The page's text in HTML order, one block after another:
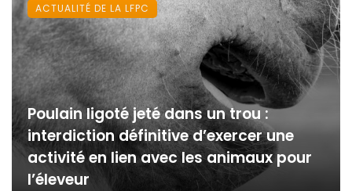
Poulain ligoté jeté dans un trou :
interdiction définitive d’exercer une
activité en lien avec les animaux pour
l’éleveur
ACTUALITÉ DE LA LFPC